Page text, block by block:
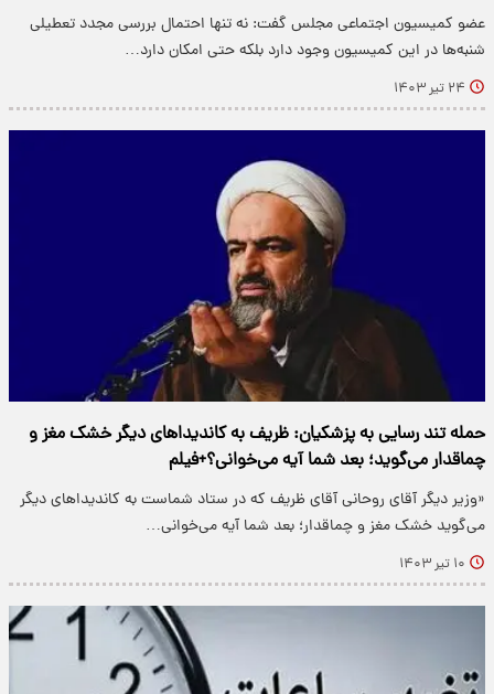
عضو کمیسیون اجتماعی مجلس گفت: نه‌ تنها احتمال بررسی مجدد تعطیلی
شنبه‌ها در این کمیسیون وجود دارد بلکه حتی امکان دارد…
۲۴ تیر ۱۴۰۳
حمله تند رسایی به پزشکیان: ظریف به کاندیدا‌های دیگر خشک مغز و
چماقدار می‌گوید؛ بعد شما آیه می‌خوانی؟+فیلم
«وزیر دیگر آقای روحانی آقای ظریف که در ستاد شماست به کاندیدا‌های دیگر
می‌گوید خشک مغز و چماقدار؛ بعد شما آیه می‌خوانی…
۱۰ تیر ۱۴۰۳